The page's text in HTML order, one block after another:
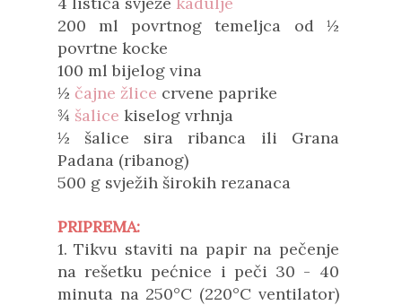
200 ml povrtnog temeljca od ½
povrtne kocke
100 ml bijelog vina
½ čajne žlice crvene paprike
¾ šalice kiselog vrhnja
½ šalice sira ribanca ili Grana
Padana (ribanog)
500 g svježih širokih rezanaca
PRIPREMA:
1. Tikvu staviti na papir na pečenje
na rešetku pećnice i peči 30 - 40
minuta na 250°C (220°C ventilator)